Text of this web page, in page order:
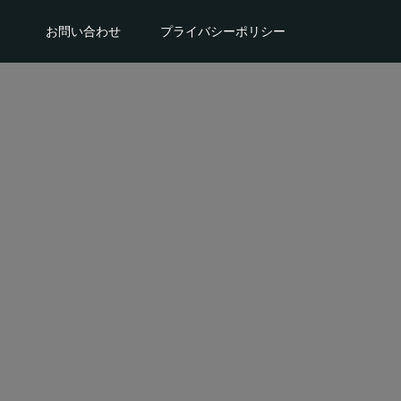
お問い合わせ プライバシーポリシー